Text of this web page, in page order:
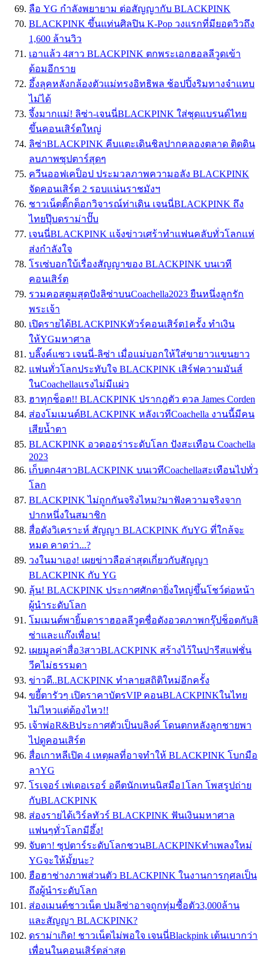
ลือ YG กำลังพยายาม ต่อสัญญากับ BLACKPINK
BLACKPINK ขึ้นแท่นศิลปิน K-Pop วงแรกที่มียอดวิวถึง
1,600 ล้านวิว
เอาแล้ว 4สาว BLACKPINK ตกพระเอกฮอลลีวูดเข้า
ด้อมอีกราย
อึ้งลุคหลังกล้องตัวแม่ทรงอิทธิพล ช้อปปิ้งริมทางจำแทบ
ไม่ได้
จึ้งมากแม่! ลิซ่า-เจนนี่BLACKPINK ใส่ชุดแบรนด์ไทย
ขึ้นคอนเสิร์ตใหญ่
ลิซ่าBLACKPINK คีบแตะเดินชิลปากคลองตลาด ติดดิน
ลบภาพซุปตาร์สุดๆ
ควีนออฟเคป็อป ประมวลภาพความอลัง BLACKPINK
จัดคอนเสิร์ต 2 รอบเเน่นราชมังฯ
ชาวเน็ตติ๊กต็อกวิจารณ์ท่าเดิน เจนนี่BLACKPINK ถึง
ไทยปุ๊บดราม่าปั๊บ
เจนนี่BLACKPINK เเจ้งข่าวเศร้าทำเเฟนคลับทั่วโลกเเห่
ส่งกำลังใจ
โรเซ่บอกใบ้เรื่องสัญญาของ BLACKPINK บนเวที
คอนเสิร์ต
รวมคอสตูมสุดปังลิซ่าบนCoachella2023 ยืนหนึ่งลูกรัก
พระเจ้า
เปิดรายได้BLACKPINKทัวร์คอนเสิร์ต1ครั้ง ทำเงิน
ให้YGมหาศาล
บลิ๊งค์แซว เจนนี่-ลิซ่า เมื่อแม่บอกให้ใส่ขายาวแขนยาว
แฟนทั่วโลกประทับใจ BLACKPINK เสิร์ฟความมันส์
ในCoachellaแรงไม่มีแผ่ว
ฮาทุกช็อต!! BLACKPINK ปรากฎตัว ดวล James Corden
ส่องโมเมนต์BLACKPINK หลังเวทีCoachella งานนี้มีคน
เสียน้ำตา
BLACKPINK อวดออร่าระดับโลก ปังสะเทือน Coachella
2023⁣
เก็บตก4สาวBLACKPINK บนเวทีCoachellaสะเทือนไปทั่ว
โลก
BLACKPINK ไม่ถูกกันจริงไหม?มาฟังความจริงจาก
ปากหนึ่งในสมาชิก
สื่อดังวิเคราะห์ สัญญา BLACKPINK กับYG ที่ใกล้จะ
หมด คาดว่า...?
วงในมาเอง! เผยข่าวลือล่าสุดเกี่ยวกับสัญญา
BLACKPINK กับ YG
ลุ้น! BLACKPINK ประกาศศักดายิ่งใหญ่ขึ้นโชว์ต่อหน้า
ผู้นำระดับโลก
โมเมนต์พายิ้มดาราฮอลลีวูดชื่อดังอวดภาพกรุ๊ปช็อตกับลิ
ซ่าและแก๊งเพื่อน!
เผยมูลค่าสื่อ3สาวBLACKPINK สร้างไว้ในปารีสแฟชั่น
วีคไม่ธรรมดา
ข่าวดี..BLACKPINK ทำลายสถิติใหม่อีกครั้ง
ขยี้ตารัวๆ เปิดราคาบัตรVIP คอนBLACKPINKในไทย
ไม่ไหวแต่ต้องไหว!!
เจ้าพ่อR&Bประกาศตัวเป็นบลิงค์ โดนตกหลังลูกชายพา
ไปดูคอนเสิร์ต
สื่อเกาหลีเปิด 4 เหตุผลที่อาจทำให้ BLACKPINK โบกมือ
ลาYG
โรเจอร์ เฟเดอเรอร์ อดีตนักเทนนิสมือ1โลก โพสรูปถ่าย
กับBLACKPINK
ส่องรายได้เวิร์ลทัวร์ BLACKPINK ฟันเงินมหาศาล
เเฟนๆทั่วโลกมีอึ้ง!
จับตา! ซุปตาร์ระดับโลกชวนBLACKPINKทำเพลงใหม่
YGจะให้มั้ยนะ?
ฮือฮาช่างภาพส่วนตัว BLACKPINK ในงานการกุศลเป็น
ถึงผู้นำระดับโลก
ส่องเมนต์ชาวเน็ต ปมลิซ่าอาจถูกทุ่มซื้อตัว3,000ล้าน
และสัญญา BLACKPINK?
ดราม่าเกิด! ชาวเน็ตไม่พอใจ เจนนี่Blackpink เต้นเบากว่า
เพื่อนในคอนเสิร์ตล่าสุด